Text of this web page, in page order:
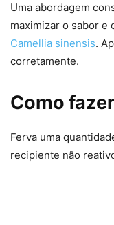
Uma abordagem
maximizar o sabor e
Camellia sinensis.
corretamente.
Como
Ferva uma
recipiente não